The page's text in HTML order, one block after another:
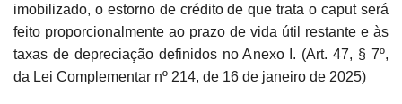
imobilizado, o estorno de crédito de que trata o caput será
feito proporcionalmente ao prazo de vida útil restante e às
taxas de depreciação definidos no Anexo I. (Art. 47, § 7º,
da Lei Complementar nº 214, de 16 de janeiro de 2025)